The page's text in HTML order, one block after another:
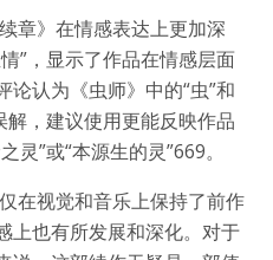
章》在情感表达上更加深
”，显示了作品在情感层面
认为《虫师》中的“虫”和
解，建议使用更能反映作品
灵”或“本源生的灵”669。
在视觉和音乐上保持了前作
上也有所发展和深化。对于